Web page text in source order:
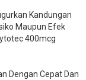
Kandungan
Maupun Efek
400mcg
Dengan Cepat Dan